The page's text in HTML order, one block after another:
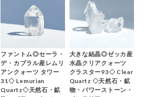
ファントム◎セーラ・
デ・カブラル産レムリ
アンクォーツ タワー
31◇ Lemurian
Quartz◇天然石・鉱
大きな結晶◎ゼッカ産
水晶クリアクォーツ
クラスター93◇ Clear
Quartz ◇天然石・鉱
物・パワーストーン・